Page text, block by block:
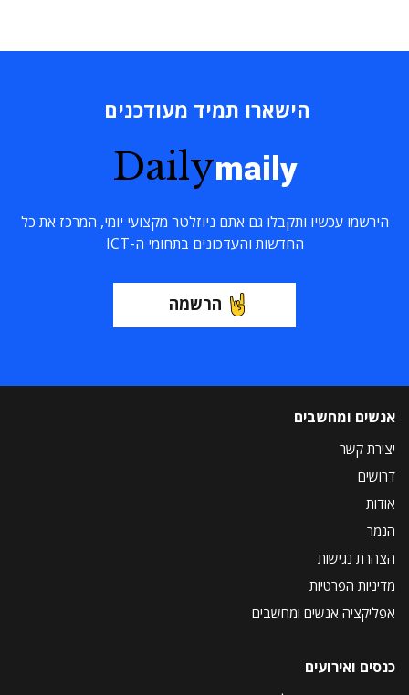
הישארו תמיד מעודכנים
Dailymaily
הירשמו עכשיו ותקבלו גם אתם ניוזלטר מקצועי יומי, המרכז את כל
החדשות והעדכונים בתחומי ה-ICT
הרשמה
אנשים ומחשבים
יצירת קשר
דרושים
אודות
הנמר
הצהרת נגישות
מדיניות הפרטיות
אפליקציה אנשים ומחשבים
כנסים ואירועים